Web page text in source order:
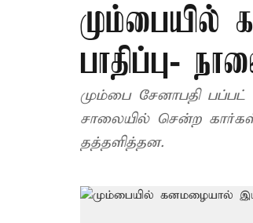
மும்பையில்
பாதிப்பு-
மும்பை சேனாபதி
சாலையில் சென்ற
தத்தளித்தன.